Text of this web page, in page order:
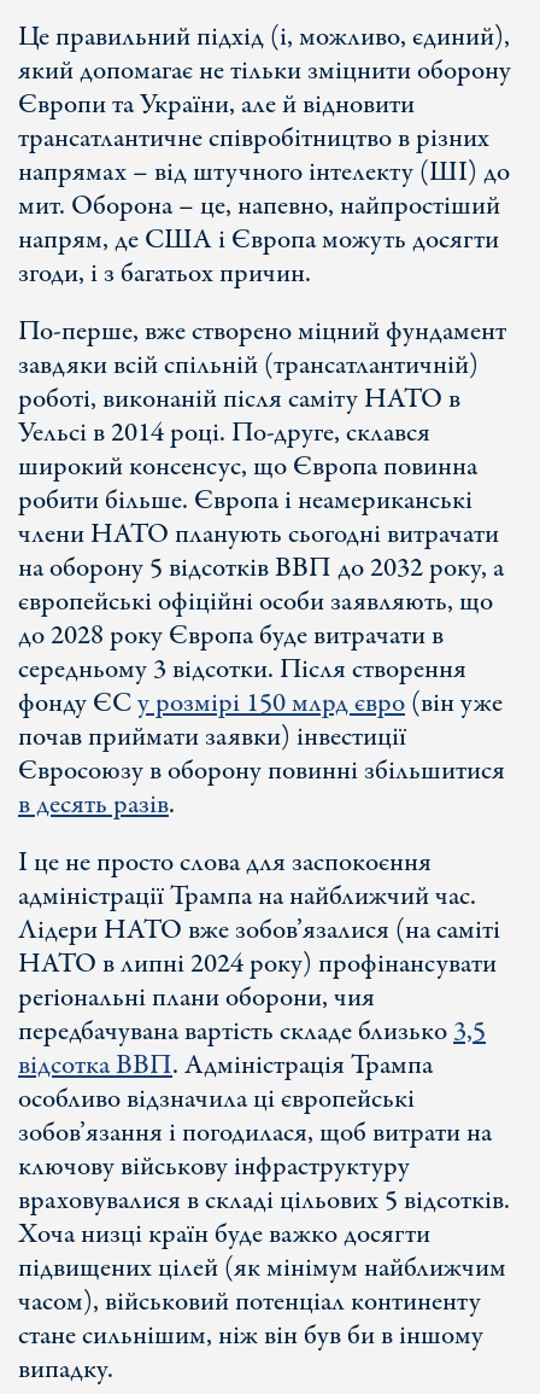
Це правильний підхід (і, можливо, єдиний),
який допомагає не тільки зміцнити оборону
Європи та України, але й відновити
трансатлантичне співробітництво в різних
напрямах – від штучного інтелекту (ШІ) до
мит. Оборона – це, напевно, найпростіший
напрям, де США і Європа можуть досягти
згоди, і з багатьох причин.
По-перше, вже створено міцний фундамент
завдяки всій спільній (трансатлантичній)
роботі, виконаній після саміту НАТО в
Уельсі в 2014 році. По-друге, склався
широкий консенсус, що Європа повинна
робити більше. Європа і неамериканські
члени НАТО планують сьогодні витрачати
на оборону 5 відсотків ВВП до 2032 року, а
європейські офіційні особи заявляють, що
до 2028 року Європа буде витрачати в
середньому 3 відсотки. Після створення
фонду ЄСу розмірі 150 млрд євро(він уже
почав приймати заявки) інвестиції
Євросоюзу в оборону повинні збільшитися
в десять разів.
І це не просто слова для заспокоєння
адміністрації Трампа на найближчий час.
Лідери НАТО вже зобов’язалися (на саміті
НАТО в липні 2024 року) профінансувати
регіональні плани оборони, чия
передбачувана вартість складе близько3,5
відсотка ВВП. Адміністрація Трампа
особливо відзначила ці європейські
зобов’язання і погодилася, щоб витрати на
ключову військову інфраструктуру
враховувалися в складі цільових 5 відсотків.
Хоча низці країн буде важко досягти
підвищених цілей (як мінімум найближчим
часом), військовий потенціал континенту
стане сильнішим, ніж він був би в іншому
випадку.